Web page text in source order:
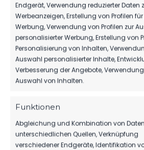
Endgerät, Verwendung reduzierter Daten
Werbeanzeigen, Erstellung von Profilen
Werbung, Verwendung von Profilen zur
personalisierter Werbung, Erstellung von
Personalisierung von Inhalten,
Auswahl personalisierter Inhalte,
Verbesserung der Angebote,
Auswahl von Inhalten.
Funktionen
Abgleichung und Kombination von
unterschiedlichen Quellen, Verknüpfung
verschiedener Endgeräte, Identifikation
FSV 63 LUCKENWALDE
Mit Kopf und Fuß für
Luckenwalde.
2.